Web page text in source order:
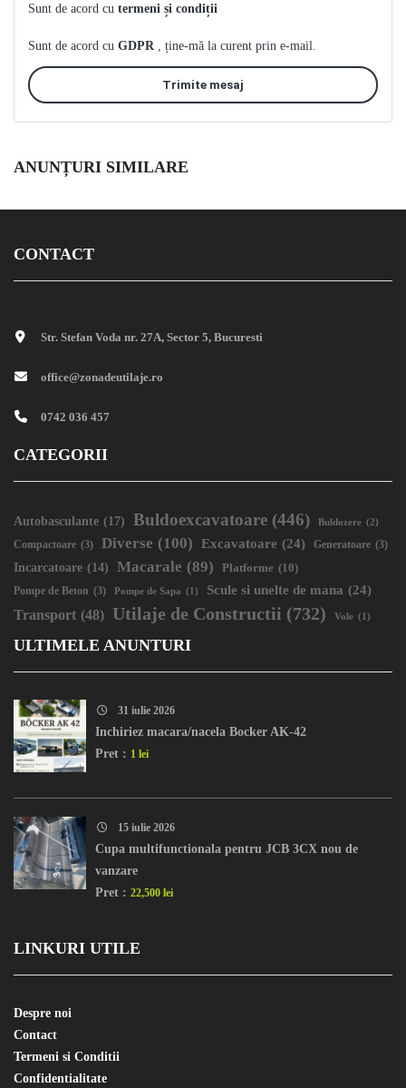
Sunt de acord cu termeni și condiții
Sunt de acord cu GDPR , ține-mă la curent prin e-mail.
Trimite mesaj
ANUNȚURI SIMILARE
CONTACT
Str. Stefan Voda nr. 27A, Sector 5, Bucuresti
office@zonadeutilaje.ro
0742 036 457
CATEGORII
Autobasculante (17) Buldoexcavatoare (446) Buldozere (2)
Compactoare (3) Diverse (100) Excavatoare (24) Generatoare (3)
Incarcatoare (14) Macarale (89) Platforme (10)
Pompe de Beton (3) Pompe de Sapa (1) Scule si unelte de mana (24)
Transport (48) Utilaje de Constructii (732) Vole (1)
ULTIMELE ANUNTURI
31 iulie 2026
Inchiriez macara/nacela Bocker AK-42
Pret : 1 lei
15 iulie 2026
Cupa multifunctionala pentru JCB 3CX nou de
vanzare
Pret : 22,500 lei
LINKURI UTILE
Despre noi
Contact
Termeni si Conditii
Confidentialitate